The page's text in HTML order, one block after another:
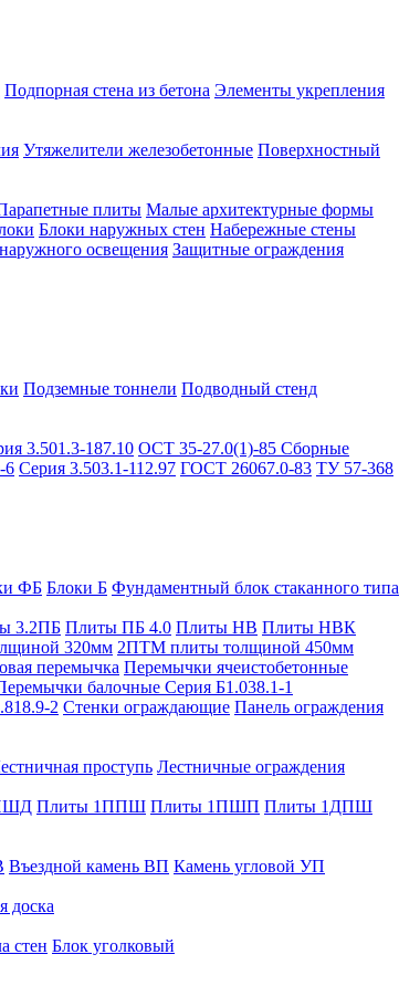
Подпорная стена из бетона Элементы укрепления
Утяжелители железобетонные Поверхностный
плиты Малые архитектурные формы
Блоки наружных стен Набережные стены
освещения Защитные ограждения
Подземные тоннели Подводный стенд
3.501.3-187.10 ОСТ 35-27.0(1)-85 Сборные
6 Серия 3.503.1-112.97 ГОСТ 26067.0-83 ТУ 57-368
ФБ Блоки Б Фундаментный блок стаканного типа
3.2ПБ Плиты ПБ 4.0 Плиты НВ Плиты НВК
320мм 2ПТМ плиты толщиной 450мм
перемычка Перемычки ячеистобетонные
балочные Серия Б1.038.1-1
2 Стенки ограждающие Панель ограждения
проступь Лестничные ограждения
Плиты 1ППШ Плиты 1ПШП Плиты 1ДПШ
Въездной камень ВП Камень угловой УП
доска
стен Блок уголковый